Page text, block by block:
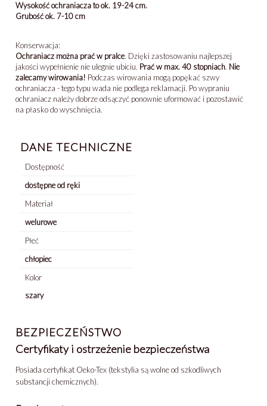
Wysokość ochraniacza to ok. 19-24 cm.
Grubość ok. 7-10 cm
Konserwacja:
Ochraniacz można prać w pralce. Dzięki zastosowaniu najlepszej
jakości wypełnienie nie ulegnie ubiciu. Prać w max. 40 stopniach. Nie
zalecamy wirowania! Podczas wirowania mogą popękać szwy
ochraniacza - tego typu wada nie podlega reklamacji. Po wypraniu
ochraniacz należy dobrze odsączyć ponownie uformować i pozostawić
na płasko do wyschnięcia.
DANE TECHNICZNE
Dostępność
dostępne od ręki
Materiał
welurowe
Płeć
chłopiec
Kolor
szary
BEZPIECZEŃSTWO
Certyfikaty i ostrzeżenie bezpieczeństwa
Posiada certyfikat Oeko-Tex (tekstylia są wolne od szkodliwych
substancji chemicznych).